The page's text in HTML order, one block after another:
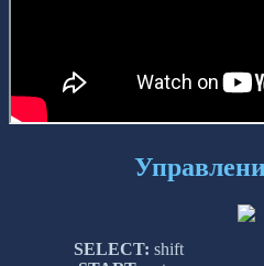
SELECT: shift